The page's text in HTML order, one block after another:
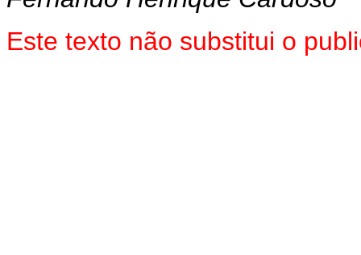
Este texto não substitui o